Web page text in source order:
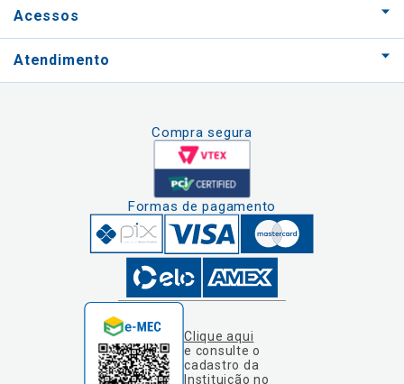
Acessos
Atendimento
Compra segura
Formas de pagamento
Clique aqui
e consulte o
cadastro da
Instituição no